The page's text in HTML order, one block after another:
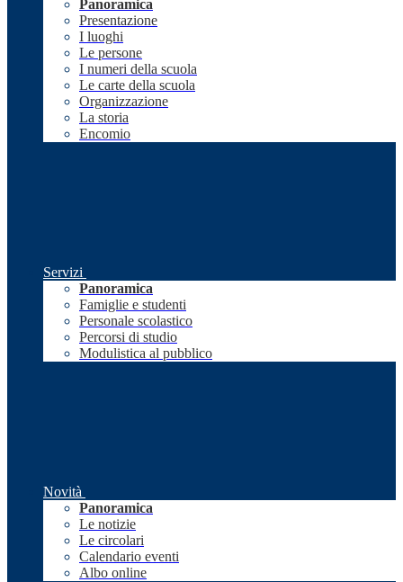
Panoramica
Presentazione
I luoghi
Le persone
I numeri della scuola
Le carte della scuola
Organizzazione
La storia
Encomio
Servizi
Panoramica
Famiglie e studenti
Personale scolastico
Percorsi di studio
Modulistica al pubblico
Novità
Panoramica
Le notizie
Le circolari
Calendario eventi
Albo online